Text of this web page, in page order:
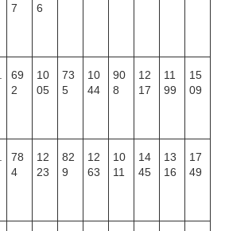
7
6
69
2
10
05
73
5
10
44
90
8
12
17
11
99
15
09
78
4
12
23
82
9
12
63
10
11
14
45
13
16
17
49